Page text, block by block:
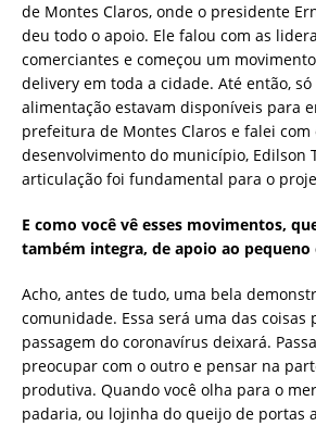
de Montes Claros, onde o presidente
deu todo o apoio. Ele falou com as
comerciantes e começou um
delivery em toda a cidade. Até então,
alimentação estavam disponíveis para
prefeitura de Montes Claros e falei com
desenvolvimento do município, Edilson
articulação foi fundamental para o
E como você vê esses movimentos,
também integra, de apoio ao pequeno
Acho, antes de tudo, uma bela
comunidade. Essa será uma das coisas
passagem do coronavírus deixará.
preocupar com o outro e pensar na
produtiva. Quando você olha para o
padaria, ou lojinha do queijo de portas